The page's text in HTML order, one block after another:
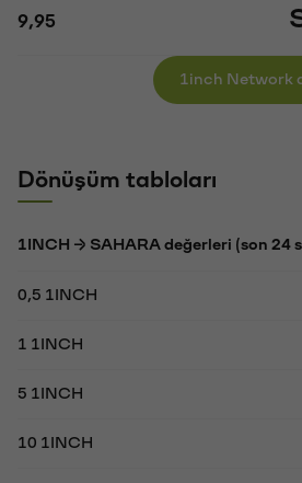
1inch Network
Dönüşüm tabloları
1INCH → SAHARA değerleri (son 24
0,5 1INCH
1 1INCH
5 1INCH
10 1INCH